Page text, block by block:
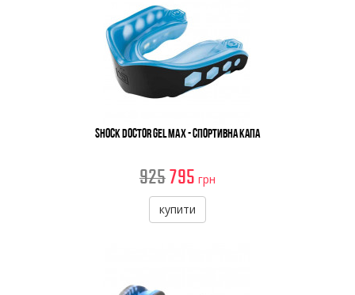
Shock Doctor Gel Max - Спортивна Капа
925795 грн
купити